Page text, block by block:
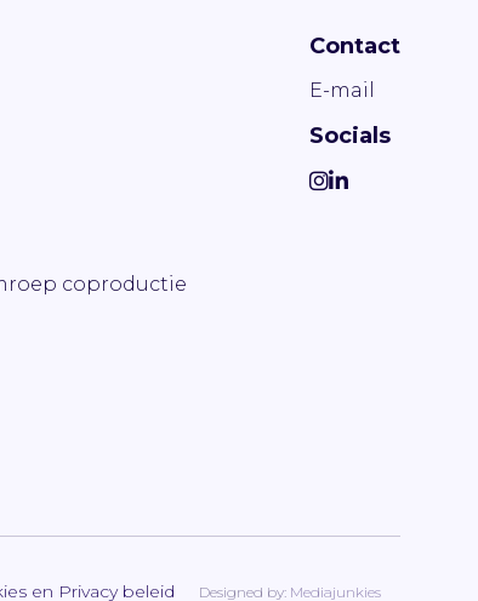
coproductie
Contact
E-mail
Socials
en Privacy beleid Designed by: Mediajunkies